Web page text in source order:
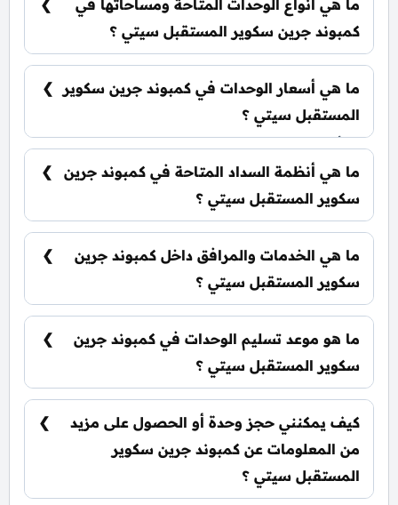
ما هي أنواع الوحدات المتاحة ومساحاتها في
كمبوند جرين سكوير المستقبل سيتي ؟
يضم الكمبوند مجموعة متنوعة من الوحدات السكنية،
تشمل: شقق سكنية: تبدأ من 135 متر²
ما هي أسعار الوحدات في كمبوند جرين سكوير
المستقبل سيتي ؟
تبدأ الأسعار من 9,282,000 جنيه وتختلف حسب نوع
الوحدة والمساحة، كما أن الأسعار قابلة للتغيير حسب
تطورات السوق.
ما هي أنظمة السداد المتاحة في كمبوند جرين
سكوير المستقبل سيتي ؟
يمكنك حجز وحدتك بدفع مقدم 30% فقط، كما يتم
تقسيط الباقي على فترة تصل إلي 6 سنوات بدون أي
فوائد.
ما هي الخدمات والمرافق داخل كمبوند جرين
سكوير المستقبل سيتي ؟
يشمل الكمبوند مساحات خضراء واسعة، بحيرات
صناعية، نادي اجتماعي، مناطق ترفيهية للأطفال،
حمامات سباحة، ومناطق تجارية.
ما هو موعد تسليم الوحدات في كمبوند جرين
سكوير المستقبل سيتي ؟
يتم تسليم الوحدات بشكل فوري من تاريخ التعاقد، مع
إمكانية التسليم نصف تشطيب أو تشطيب كامل
حسب رغبة العميل.
كيف يمكنني حجز وحدة أو الحصول على مزيد
من المعلومات عن كمبوند جرين سكوير
المستقبل سيتي ؟